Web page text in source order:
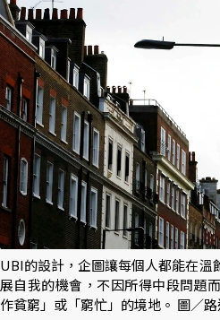
UBI的設計，企圖讓每個人都能在溫
展自我的機會，不因所得中段問題
作貧窮」或「窮忙」的境地。 圖／